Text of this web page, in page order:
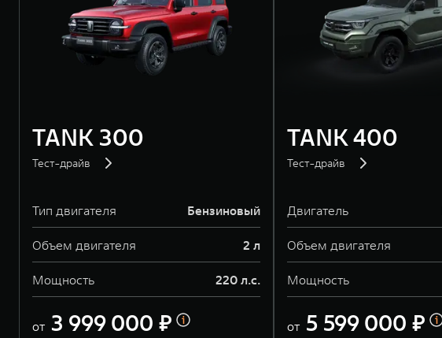
TANK 300
Тест-драйв
Тип двигателя Бензиновый
Объем двигателя 2 л
Мощность 220 л.с.
от 3 999 000 ₽
TANK 400
Тест-драйв
Двигатель
Объем двигателя
Мощность
от 5 599 000 ₽